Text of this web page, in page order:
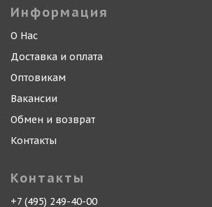
Информация
О Нас
Доставка и оплата
Оптовикам
Вакансии
Обмен и возврат
Контакты
Контакты
+7 (495) 249-40-00